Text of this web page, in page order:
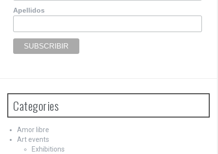
Apellidos
Categories
Amor libre
Art events
Exhibitions